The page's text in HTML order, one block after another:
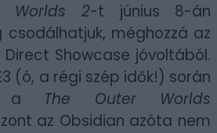
Worlds 2-t június 8-án
csodálhatjuk, méghozzá az
Showcase jóvoltából.
(ó, a régi szép idők!) során
a The Outer Worlds
az Obsidian azóta nem